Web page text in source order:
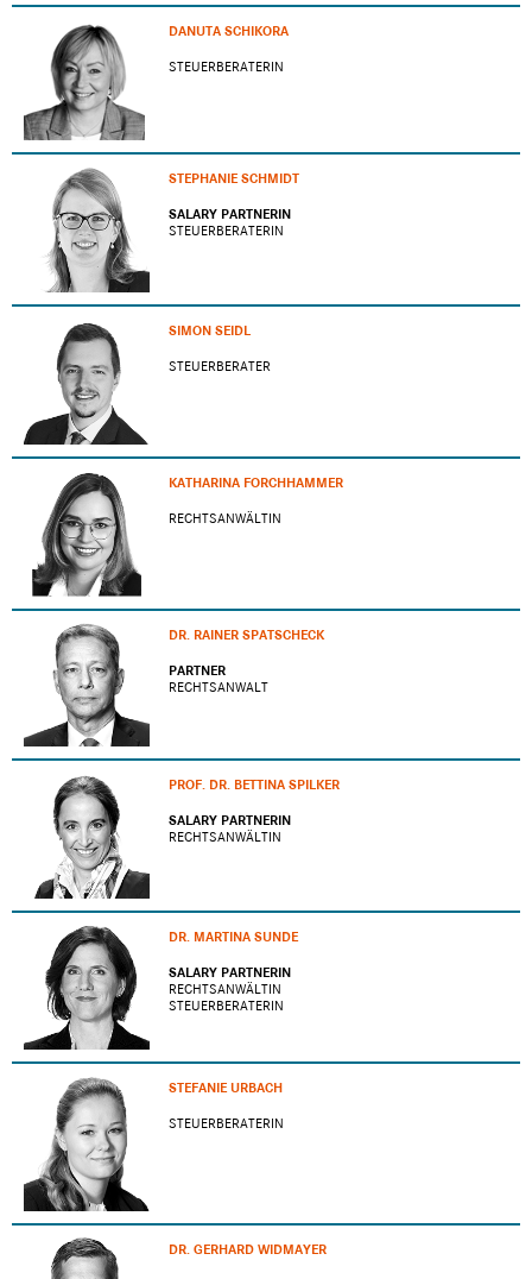
DANUTA SCHIKORA
STEUERBERATERIN
STEPHANIE SCHMIDT
SALARY PARTNERIN
STEUERBERATERIN
SIMON SEIDL
STEUERBERATER
KATHARINA FORCHHAMMER
RECHTSANWÄLTIN
DR. RAINER SPATSCHECK
PARTNER
RECHTSANWALT
PROF. DR. BETTINA SPILKER
SALARY PARTNERIN
RECHTSANWÄLTIN
DR. MARTINA SUNDE
SALARY PARTNERIN
RECHTSANWÄLTIN
STEUERBERATERIN
STEFANIE URBACH
STEUERBERATERIN
DR. GERHARD WIDMAYER